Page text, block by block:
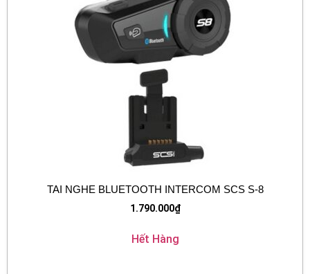
TAI NGHE BLUETOOTH INTERCOM SCS S-8
1.790.000₫
Hết Hàng